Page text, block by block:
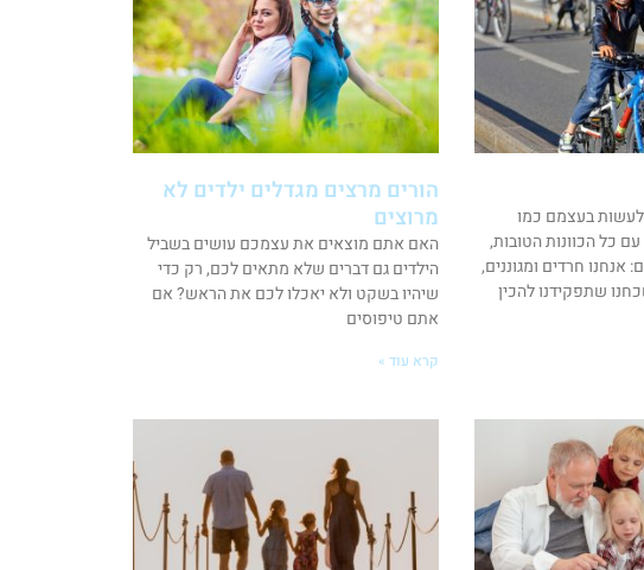
לעשות בעצמם כמו
עם כל הכוונות הטובות,
אנחנו חרדים ומגוננים,
שתפקידנו להכין
הורים מרצים מגדלים ילדים לא
מרוצים
האם אתם מוצאים את עצמכם עושים בשביל
הילדים גם דברים שלא מתאים לכם, רק כדי
שיהיו בשקט ולא יאכלו לכם את הראש? אם
אתם טיפוסים
קרא עוד »